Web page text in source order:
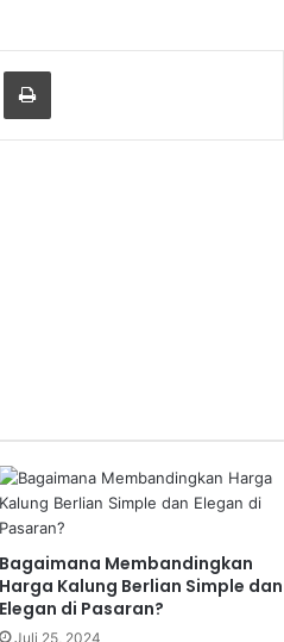
via Email Print
Bagaimana Membandingkan
Harga Kalung Berlian Simple dan
Elegan di Pasaran?
Juli 25, 2024